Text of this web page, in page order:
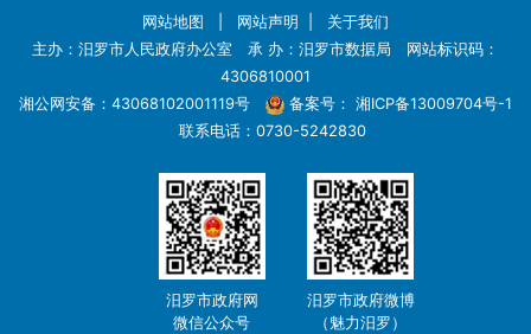
网站地图 网站声明
关于我们
主办：汨罗市人民政府办公室 承 办：汨罗市数据局 网站标识码：
4306810001
湘公网安备：43068102001119号
备案号： 湘ICP备13009704号-1
联系电话：0730-5242830
汨罗市政府网
微信公众号
汨罗市政府微博
（魅力汨罗）